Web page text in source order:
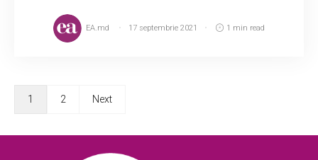
EA.md 17 septembrie 2021 1 min read
1 2 Next